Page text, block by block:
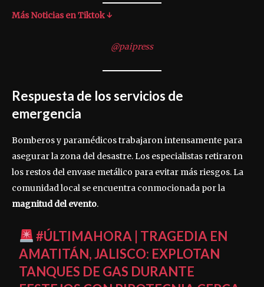
Más Noticias en Tiktok ↓
@paipress
Respuesta de los servicios de
emergencia
Bomberos y paramédicos trabajaron intensamente para
asegurar la zona del desastre. Los especialistas retiraron
los restos del envase metálico para evitar más riesgos. La
comunidad local se encuentra conmocionada por la
magnitud del evento.
#ÚLTIMAHORA | TRAGEDIA EN
AMATITÁN, JALISCO: EXPLOTAN
TANQUES DE GAS DURANTE